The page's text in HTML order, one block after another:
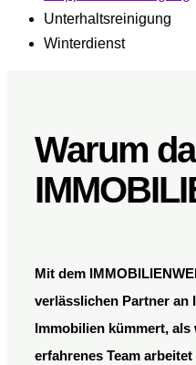
Unterhaltsreinigung
Winterdienst
Warum
Mit dem
verlässlichen Partner an
Immobilien kümmert, als
erfahrenes Team